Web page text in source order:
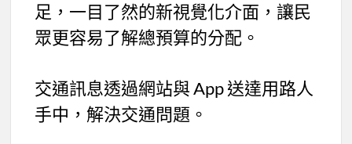
足，一目了然的新視覺化介面，讓民
眾更容易了解總預算的分配。
交通訊息透過網站與 App 送達用路人
手中，解決交通問題。